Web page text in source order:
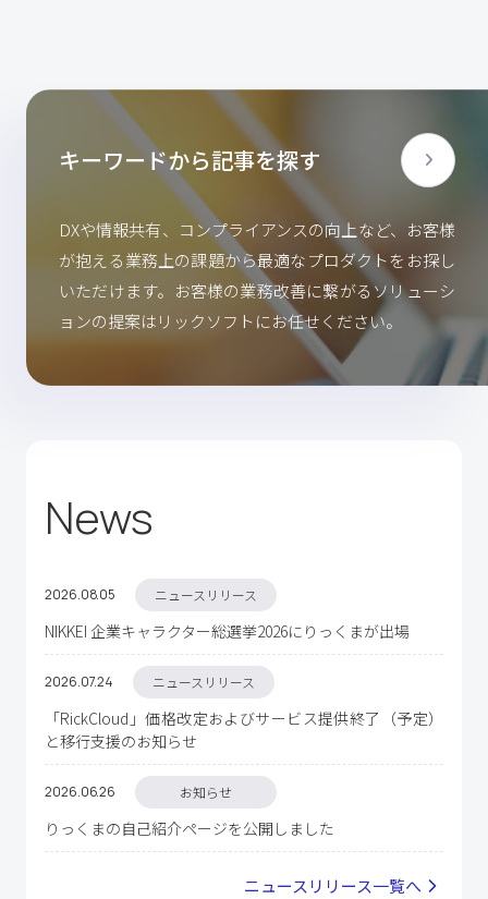
キーワードから記事を探す
DXや情報共有、コンプライアンスの向上など、お客様
が抱える業務上の課題から最適なプロダクトをお探し
いただけます。お客様の業務改善に繋がるソリューシ
ョンの提案はリックソフトにお任せください。
News
2026.0805 ニュースリリース
NIKKEI 企業キャラクター総選挙2026にりっくまが出場
2026.0724 ニュースリリース
「RickCloud」価格改定およびサービス提供終了（予定）
と移行支援のお知らせ
2026.0626 お知らせ
りっくまの自己紹介ページを公開しました
ニュースリリース一覧へ